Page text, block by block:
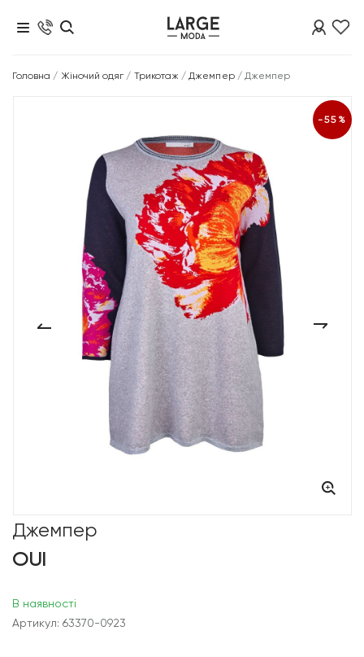
Головна / Жіночий одяг / Трикотаж /Джемпер/ Джемпер
-55%
Джемпер
OUI
В наявності
Артикул: 63370-0923